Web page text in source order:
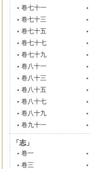
卷七十一
卷七十三
卷七十五
卷七十七
卷七十九
卷八十一
卷八十三
卷八十五
卷八十七
卷八十九
卷九十一
「志」
卷一
卷三